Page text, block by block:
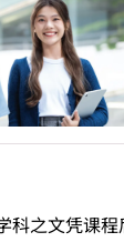
科之文凭课